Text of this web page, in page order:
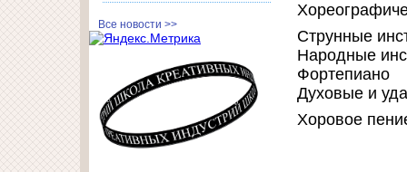
Все новости >>
Струнные
Народные
Фортепиано
Духовые и
Хоровое